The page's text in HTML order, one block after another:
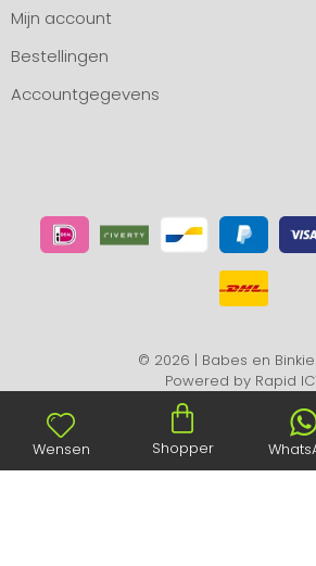
Mijn account
Bestellingen
Accountgegevens
© 2026 | Babes en
Powered by Rapid
Wensen Shopper